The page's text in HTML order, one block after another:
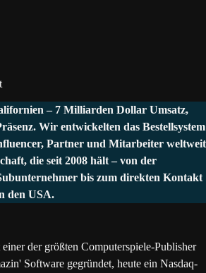
– 7 Milliarden Dollar Umsatz,
Wir entwickelten das Bestellsystem
Partner und Mitarbeiter weltweit
die seit 2008 hält – von der
bis zum direkten Kontakt
den USA.
der größten Computerspiele-Publisher
Software gegründet, heute ein Nasdaq-